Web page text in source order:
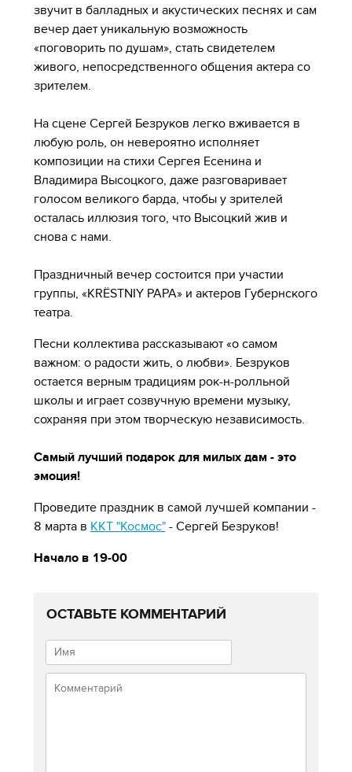
звучит в балладных и акустических песнях и сам
вечер дает уникальную возможность
«поговорить по душам», стать свидетелем
живого, непосредственного общения актера со
зрителем.
На сцене Сергей Безруков легко вживается в
любую роль, он невероятно исполняет
композиции на стихи Сергея Есенина и
Владимира Высоцкого, даже разговаривает
голосом великого барда, чтобы у зрителей
осталась иллюзия того, что Высоцкий жив и
снова с нами.
Праздничный вечер состоится при участии
группы, «KRЁSTNIY PAPA» и актеров Губернского
театра.
Песни коллектива рассказывают «о самом
важном: о радости жить, о любви». Безруков
остается верным традициям рок-н-ролльной
школы и играет созвучную времени музыку,
сохраняя при этом творческую независимость.
Самый лучший подарок для милых дам - это
эмоция!
Проведите праздник в самой лучшей компании -
8 марта в ККТ "Космос"- Сергей Безруков!
Начало в 19-00
ОСТАВЬТЕ КОММЕНТАРИЙ